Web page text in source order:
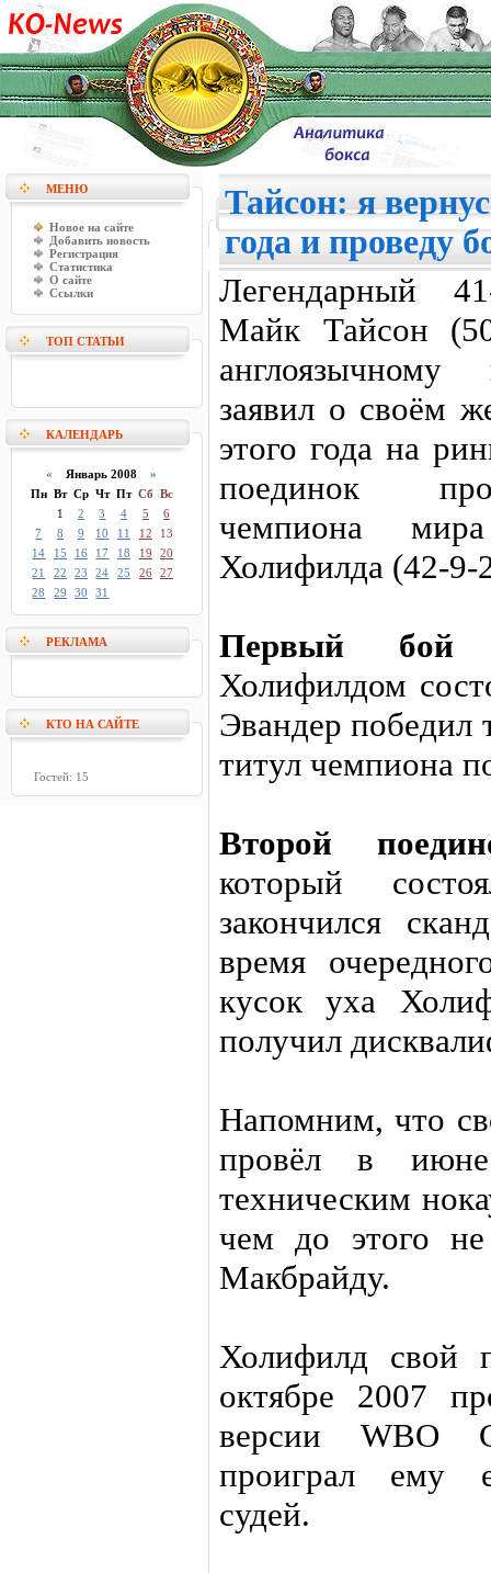
МЕНЮ
Новое на сайте
Добавить новость
Регистрация
Статистика
О сайте
Ссылки
ТОП СТАТЬИ
КАЛЕНДАРЬ
« Январь 2008»
Пн Вт Ср Чт Пт Сб Вс
1
2 3 4 5
6
7
8 9 10 11 12
13
14
15 16 17 18 19
20
21
22 23 24 25 26 27
28
29 30 31
РЕКЛАМА
КТО НА САЙТЕ
Гостей: 15
Тайсон: я
года и проведу
Легендарный
Майк Тайсон
заявил о своём
этого года на
поединок
чемпиона
Холифилда (42-
Первый
Холифилдом
Эвандер победил
титул чемпиона
Второй
который
закончился
время
кусок уха
получил
Напомним, что
провёл в
техническим
чем до этого
Макбрайду.
Холифилд свой
октябре 2007
версии WBO
проиграл ему
судей.